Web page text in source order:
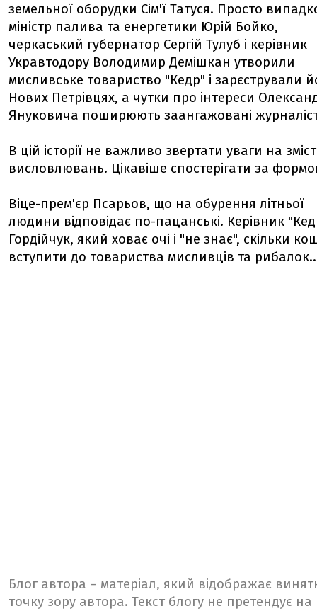
земельної оборудки Сім'ї Татуся. Просто
міністр палива та енергетики Юрій Бойко,
черкаський губернатор Сергій Тулуб і керівник
Укравтодору Володимир Демішкан утворили
мисливське товариство "Кедр" і зарєстрували
Нових Петрівцях, а чутки про інтереси
Януковича поширюють заангажовані
В цій історії не важливо звертати уваги на зміст
висловлювань. Цікавіше спостерігати за
Віце-прем'єр Псарьов, що на обурення літньої
людини відповідає по-пацанські. Керівник
Гордійчук, який ховає очі і "не знає", скільки
вступити до товариства мисливців та
Блог автора – матеріал, який відображає
точку зору автора. Текст блогу не претендує на